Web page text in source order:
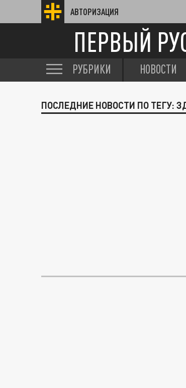
АВТОРИЗАЦИЯ
ПЕРВЫЙ
РУБРИКИ НОВОСТИ
ПОСЛЕДНИЕ НОВОСТИ ПО ТЕГУ: